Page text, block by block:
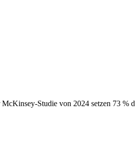
Studie von 2024 setzen 73